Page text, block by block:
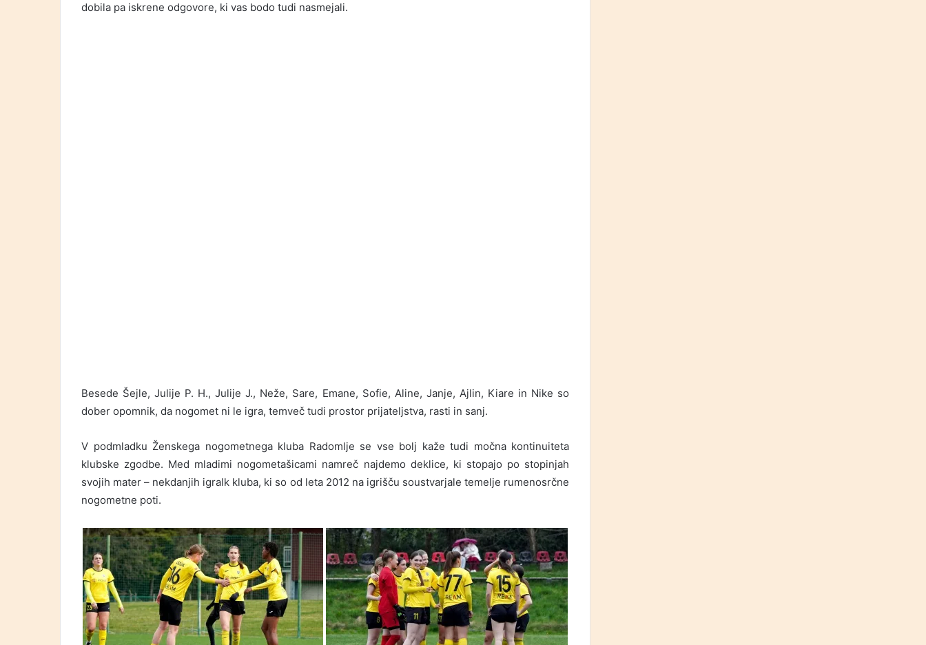
dobila pa iskrene odgovore, ki vas bodo tudi nasmejali.
Besede Šejle, Julije P. H., Julije J., Neže, Sare, Emane, Sofie, Aline, Janje, Ajlin, Kiare in Nike so
dober opomnik, da nogomet ni le igra, temveč tudi prostor prijateljstva, rasti in sanj.
V podmladku Ženskega nogometnega kluba Radomlje se vse bolj kaže tudi močna kontinuiteta
klubske zgodbe. Med mladimi nogometašicami namreč najdemo deklice, ki stopajo po stopinjah
svojih mater – nekdanjih igralk kluba, ki so od leta 2012 na igrišču soustvarjale temelje rumenosrčne
nogometne poti.